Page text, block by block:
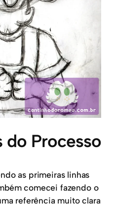
Processo
as primeiras linhas
comecei fazendo o
referência muito clara